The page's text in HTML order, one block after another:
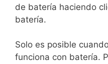
de batería haciendo
batería.
Solo es posible
funciona con batería.